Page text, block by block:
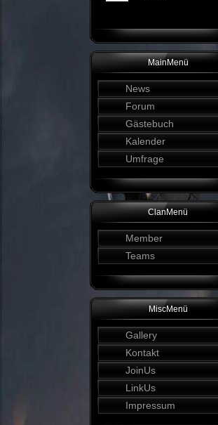
MainMenü
News
Forum
Gästebuch
Kalender
Umfrage
ClanMenü
Member
Teams
MiscMenü
Gallery
Kontakt
JoinUs
LinkUs
Impressum